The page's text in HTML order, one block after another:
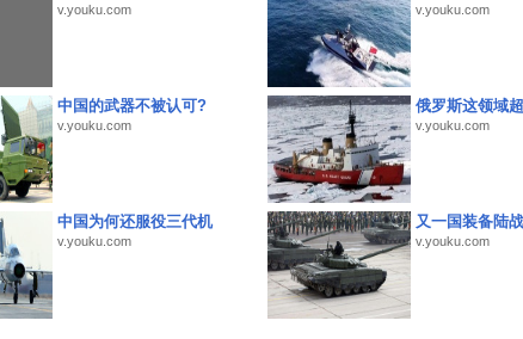
v.youku.com v.youku.com
中国的武器不被认可?
v.youku.com
俄罗斯这领域
v.youku.com
中国为何还服役三代机
v.youku.com
又一国装备陆
v.youku.com